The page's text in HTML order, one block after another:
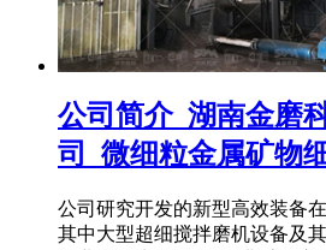
公司简介_湖南金磨
司_微细粒金属矿物
公司研究开发的新型高效装备
其中大型超细搅拌磨机设备及